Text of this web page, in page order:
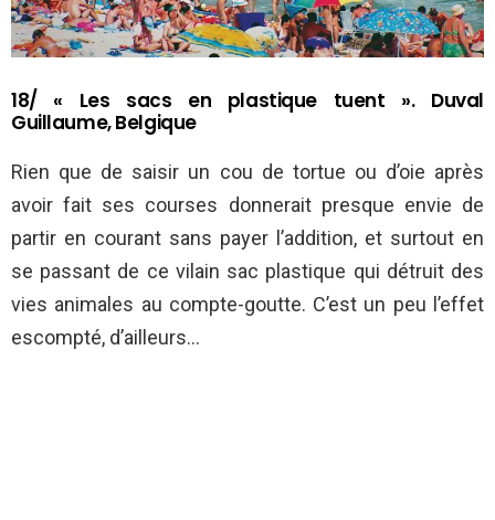
18/ « Les sacs en plastique tuent ». Duval
Guillaume, Belgique
Rien que de saisir un cou de tortue ou d’oie après
avoir fait ses courses donnerait presque envie de
partir en courant sans payer l’addition, et surtout en
se passant de ce vilain sac plastique qui détruit des
vies animales au compte-goutte. C’est un peu l’effet
escompté, d’ailleurs…